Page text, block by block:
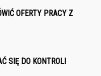
OFERTY PRACY Z
SIĘ DO KONTROLI